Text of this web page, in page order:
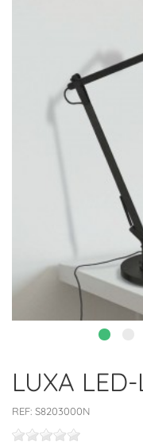
LUXA
REF: S8203000N